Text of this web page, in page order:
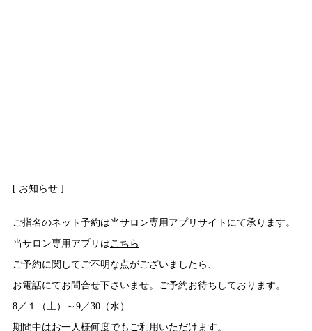
[ お知らせ ]
ご指名のネット予約は当サロン専用アプリサイトにて承ります。
当サロン専用アプリはこちら
ご予約に関してご不明な点がございましたら、
お電話にてお問合せ下さいませ。ご予約お待ちしております。
8／１（土）～9／30（水）
期間中はお一人様何度でもご利用いただけます。